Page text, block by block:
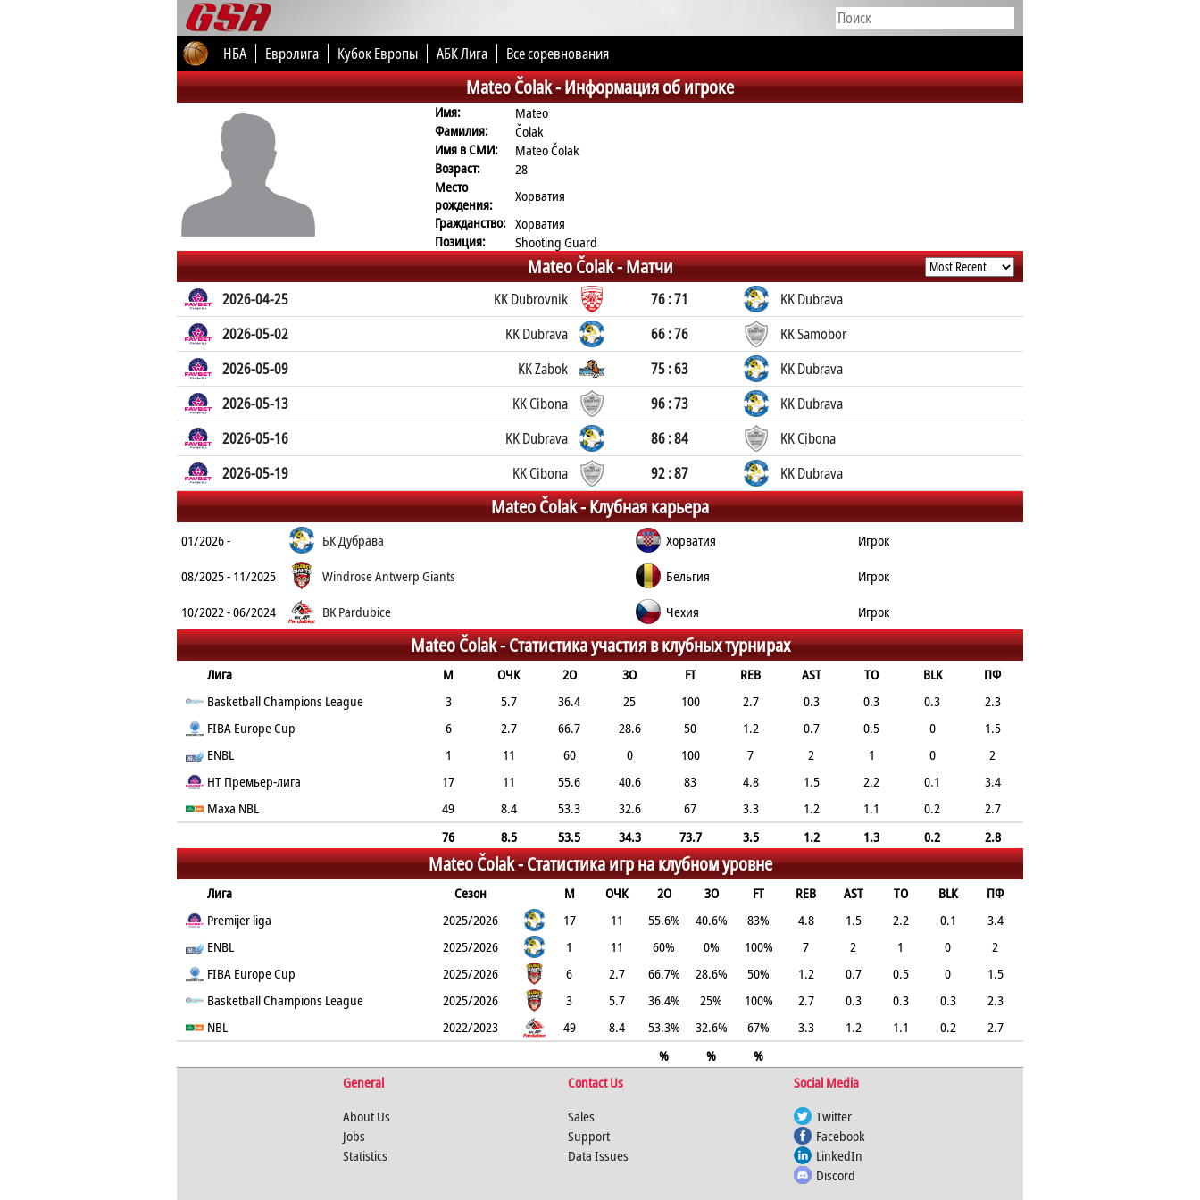
НБА Евролига Кубок Европы АБК Лига Все соревнования
Mateo Čolak -Информация об игроке
Имя:
Mateo
Фамилия:
Čolak
Имя в СМИ:
Mateo Čolak
Возраст:
28
Место
рождения:
Хорватия
Гражданство: Хорватия
Позиция:
Shooting Guard
Mateo Čolak -Матчи
2026-04-25 KK Dubrovnik 76 : 71
KK Dubrava
2026-05-02
KK Dubrava 66 : 76
KK Samobor
2026-05-09
KK Zabok 75 : 63
KK Dubrava
2026-05-13
KK Cibona 96 : 73
KK Dubrava
2026-05-16
KK Dubrava 86 : 84
KK Cibona
2026-05-19
KK Cibona 92 : 87 KK Dubrava
Mateo Čolak -Клубная карьера
01/2026 - БК Дубрава Хорватия
Игрок
08/2025 - 11/2025
Windrose Antwerp Giants Бельгия
Игрок
10/2022 - 06/2024
BK Pardubice Чехия Игрок
Mateo Čolak -Статистика участия в клубных турнирах
Лига М ОЧК 2О 3О FT REB AST TO BLK
ПФ
Basketball Champions League
3 5.7 36.4 25 100 2.7 0.3 0.3 0.3
2.3
FIBA Europe Cup
6 2.7 66.7 28.6 50 1.2 0.7 0.5 0
1.5
ENBL
1 11 60 0 100 7 2 1 0
2
HT Премьер-лига
17 11 55.6 40.6 83 4.8 1.5 2.2 0.1
3.4
Maxa NBL
49 8.4 53.3 32.6 67 3.3 1.2 1.1 0.2
2.7
76
8.5 53.5 34.3 73.7 3.5 1.2 1.3 0.2 2.8
Mateo Čolak -Статистика игр на клубном уровне
Лига Сезон М ОЧК 2О 3О FT REB AST TO BLK
ПФ
Premijer liga
2025/2026 17 11 55.6% 40.6% 83% 4.8 1.5 2.2 0.1
3.4
ENBL
2025/2026 1 11 60% 0% 100% 7 2 1 0
2
FIBA Europe Cup
2025/2026 6 2.7 66.7% 28.6% 50% 1.2 0.7 0.5 0
1.5
Basketball Champions League
2025/2026 3 5.7 36.4% 25% 100% 2.7 0.3 0.3 0.3
2.3
NBL
2022/2023 49 8.4 53.3% 32.6% 67% 3.3 1.2 1.1 0.2
2.7
%
%
%
General
Contact Us
Social Media
About Us
Jobs
Statistics
Sales
Support
Data Issues
Twitter
Facebook
LinkedIn
Discord